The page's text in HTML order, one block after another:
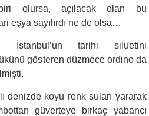
biri olursa, açılacak olan bu
eşya sayılırdı ne de olsa…
İstanbul’un tarihi siluetini
gösteren düzmece ordino da
denizde koyu renk suları yararak
güverteye birkaç yabancı